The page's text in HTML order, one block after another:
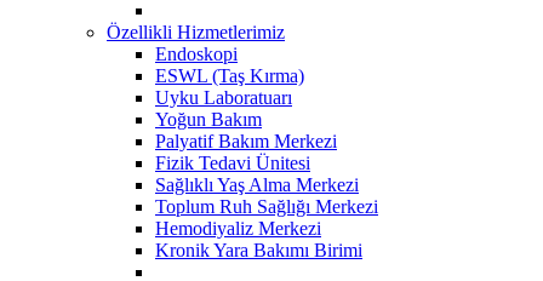
Özellikli Hizmetlerimiz
Endoskopi
ESWL (Taş Kırma)
Uyku Laboratuarı
Yoğun Bakım
Palyatif Bakım Merkezi
Fizik Tedavi Ünitesi
Sağlıklı Yaş Alma Merkezi
Toplum Ruh Sağlığı Merkezi
Hemodiyaliz Merkezi
Kronik Yara Bakımı Birimi